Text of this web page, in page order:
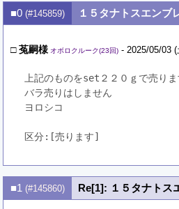
■0 (#145859) １５タナトスエンブ
□菟嗣様 オボロクルーク(23回) - 2025/05/03
上記のものをset２２０ｇで売り
バラ売りはしません
ヨロシコ
区分:[売ります]
■1 (#145860) Re[1]: １５タナトス